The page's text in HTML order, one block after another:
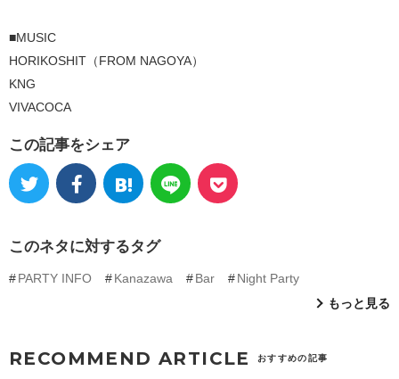
■MUSIC
HORIKOSHIT（FROM NAGOYA）
KNG
VIVACOCA
この記事をシェア
このネタに対するタグ
PARTY INFO Kanazawa Bar
Night Party
もっと見る
RECOMMEND ARTICLE おすすめの記事